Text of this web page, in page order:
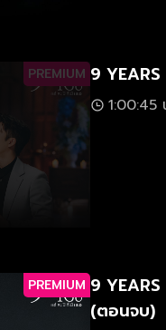
PREMIUM 9
1:00:45
PREMIUM 9
(ตอนจบ)